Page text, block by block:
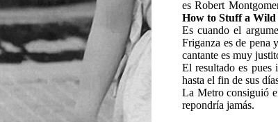
es Robert
How to Stuff a
Es cuando el
Friganza es de pena
cantante es muy
El resultado es
hasta el fin de sus
La Metro consiguió
repondría jamás.